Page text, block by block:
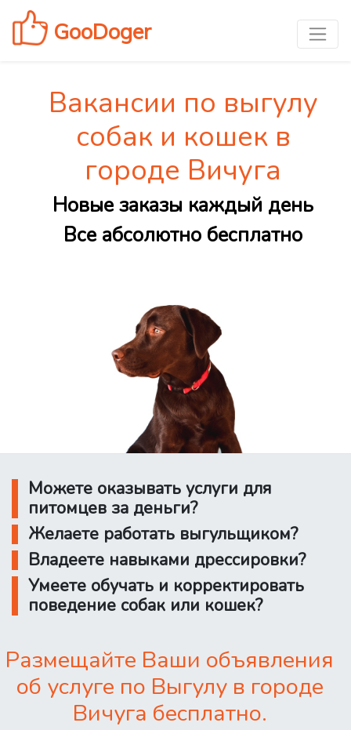
GooDoger
Вакансии по выгулу
собак и кошек в
городе Вичуга
Новые заказы каждый день
Все абсолютно бесплатно
Можете оказывать услуги для
питомцев за деньги?
Желаете работать выгульщиком?
Владеете навыками дрессировки?
Умеете обучать и корректировать
поведение собак или кошек?
Размещайте Ваши объявления
об услуге по Выгулу в городе
Вичуга бесплатно.